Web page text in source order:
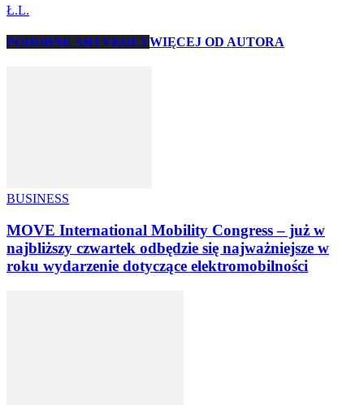
Ł.L.
PODOBNE ARTYKUŁYWIĘCEJ OD AUTORA
BUSINESS
MOVE International Mobility Congress – już w
najbliższy czwartek odbędzie się najważniejsze w
roku wydarzenie dotyczące elektromobilności